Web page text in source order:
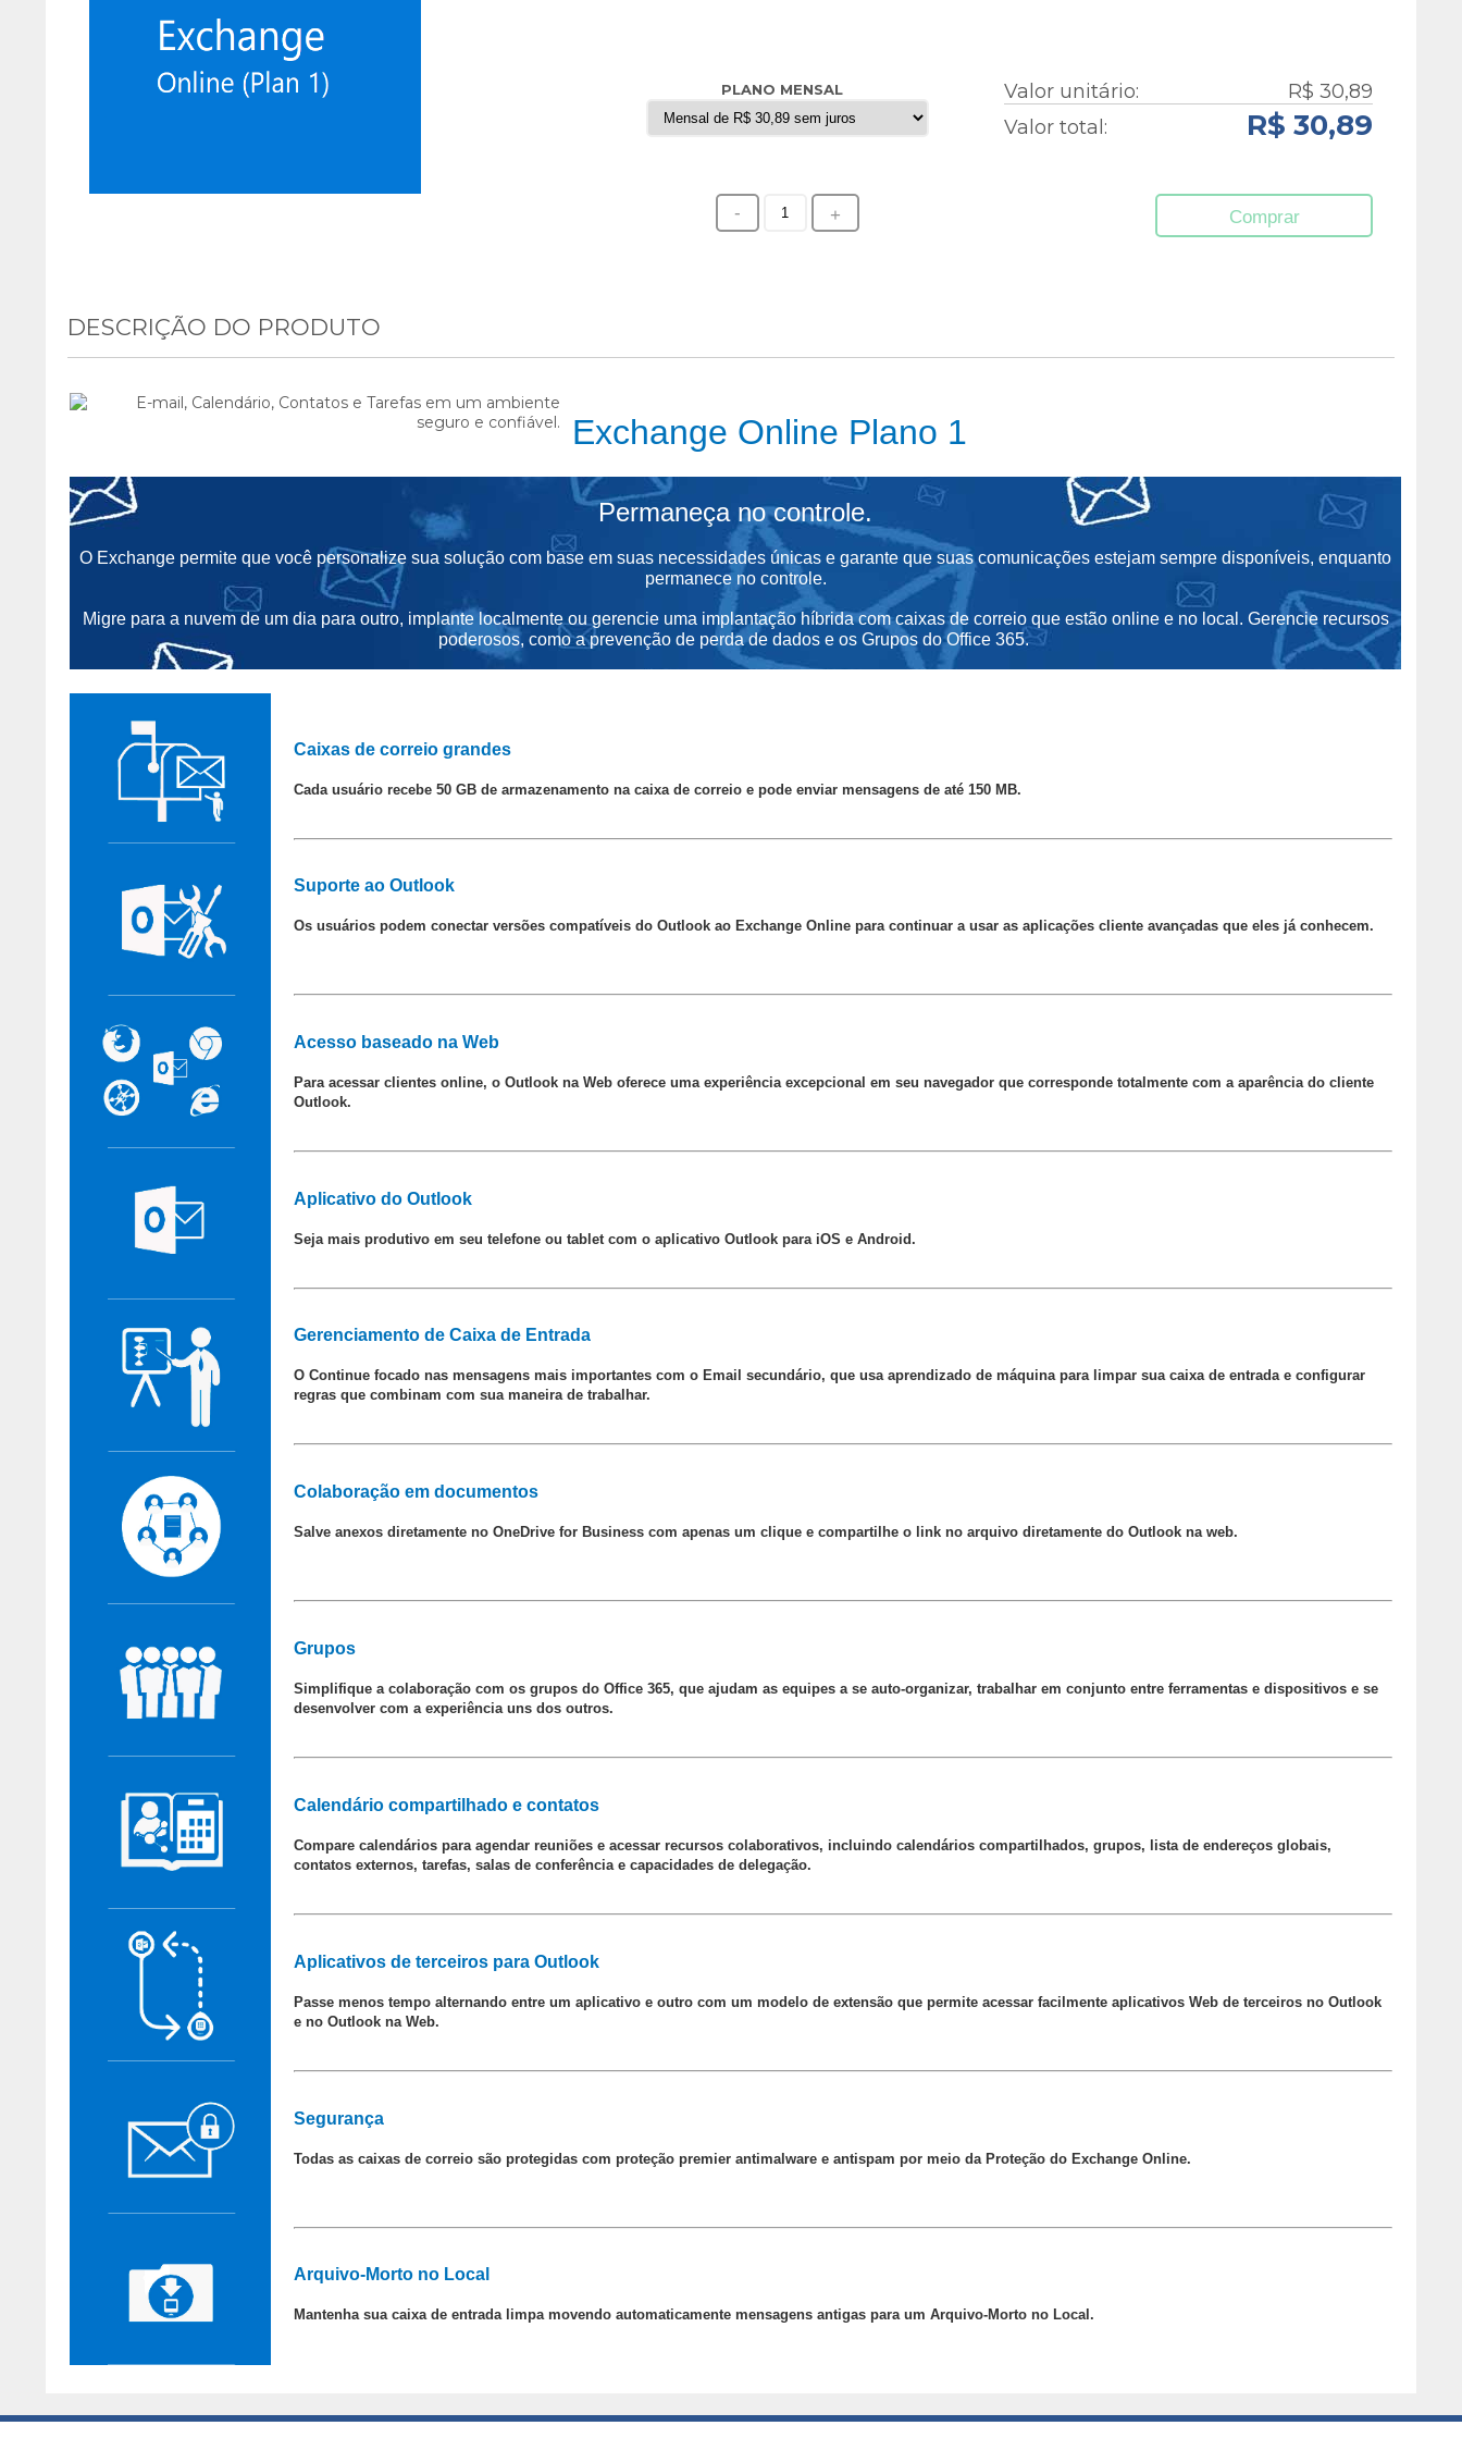
PLANO MENSAL Valor unitário:
R$ 30,89
Valor total:
R$ 30,89
- + Comprar
DESCRIÇÃO DO PRODUTO
Exchange Online Plano 1
Permaneça no controle.
O Exchange permite que você personalize sua solução com base em suas necessidades únicas e garante que suas comunicações estejam sempre disponíveis, enquanto
permanece no controle.
Migre para a nuvem de um dia para outro, implante localmente ou gerencie uma implantação híbrida com caixas de correio que estão online e no local. Gerencie recursos
poderosos, como aprevenção de perda de dados e os Grupos do Office 365.
Caixas de correio grandes
Cada usuário recebe 50 GB de armazenamento na caixa de correio e pode enviar mensagens de até 150 MB.
Suporte ao Outlook
Os usuários podem conectar versões compatíveis do Outlook ao Exchange Online para continuar a usar as aplicações cliente avançadas que eles já conhecem.
Acesso baseado na Web
Para acessar clientes online, o Outlook na Web oferece uma experiência excepcional em seu navegador que corresponde totalmente com a aparência do cliente
Outlook.
Aplicativo do Outlook
Seja mais produtivo em seu telefone ou tablet com o aplicativo Outlook para iOS e Android.
Gerenciamento de Caixa de Entrada
O Continue focado nas mensagens mais importantes com o Email secundário, que usa aprendizado de máquina para limpar sua caixa de entrada e configurar
regras que combinam com sua maneira de trabalhar.
Colaboração em documentos
Salve anexos diretamente no OneDrive for Business com apenas um clique e compartilhe o link no arquivo diretamente do Outlook na web.
Grupos
Simplifique a colaboração com os grupos do Office 365, que ajudam as equipes a se auto-organizar, trabalhar em conjunto entre ferramentas e dispositivos e se
desenvolver com a experiência uns dos outros.
Calendário compartilhado e contatos
Compare calendários para agendar reuniões e acessar recursos colaborativos, incluindo calendários compartilhados, grupos, lista de endereços globais,
contatos externos, tarefas, salas de conferência e capacidades de delegação.
Aplicativos de terceiros para Outlook
Passe menos tempo alternando entre um aplicativo e outro com um modelo de extensão que permite acessar facilmente aplicativos Web de terceiros no Outlook
e no Outlook na Web.
Segurança
Todas as caixas de correio são protegidas com proteção premier antimalware e antispam por meio da Proteção do Exchange Online.
Arquivo-Morto no Local
Mantenha sua caixa de entrada limpa movendo automaticamente mensagens antigas para um Arquivo-Morto no Local.